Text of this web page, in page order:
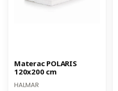
Promocja
Materac POLARIS
120x200 cm
HALMAR